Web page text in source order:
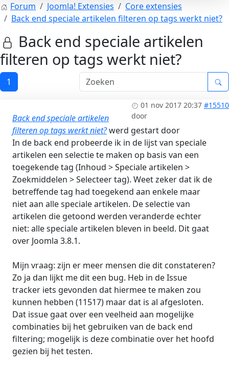
Forum Joomla! Extensies
Core extensies
Back end speciale artikelen filteren op tags werkt niet?
Back end speciale artikelen
filteren op tags werkt niet?
1
01 nov 2017 20:37 #15510
door
Back end speciale artikelen
filteren op tags werkt niet?werd gestart door
In de back end probeerde ik in de lijst van speciale
artikelen een selectie te maken op basis van een
toegekende tag (Inhoud > Speciale artikelen >
Zoekmiddelen > Selecteer tag). Weet zeker dat ik de
betreffende tag had toegekend aan enkele maar
niet aan alle speciale artikelen. De selectie van
artikelen die getoond werden veranderde echter
niet: alle speciale artikelen bleven in beeld. Dit gaat
over Joomla 3.8.1.
Mijn vraag: zijn er meer mensen die dit constateren?
Zo ja dan lijkt me dit een bug. Heb in de Issue
tracker iets gevonden dat hiermee te maken zou
kunnen hebben (11517) maar dat is al afgesloten.
Dat issue gaat over een veelheid aan mogelijke
combinaties bij het gebruiken van de back end
filtering; mogelijk is deze combinatie over het hoofd
gezien bij het testen.